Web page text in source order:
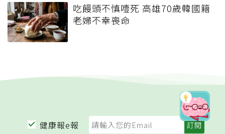
吃饅頭不慎噎死 高雄70歲韓國籍
老婦不幸喪命
健康報e報